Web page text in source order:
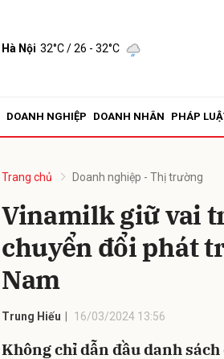
Hà Nội 32°C/ 26 - 32°C
DOANH NGHIỆP DOANH NHÂN PHÁP
Trang chủ Doanh nghiệp - Thị trường
Vinamilk giữ vai
chuyển đổi phát
Nam
Trung Hiếu 16/03/2024 13:56
Không chỉ dẫn đầu danh